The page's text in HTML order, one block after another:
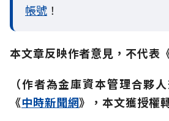
帳號 ！
本文章反映作者意見，不代表
（作者為金庫資本管理合夥
《中時新聞網》，本文獲授權轉